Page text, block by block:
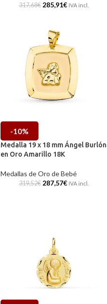
317,68€ 285,91€ IVA incl.
-10%
Medalla 19 x 18 mm Ángel Burlón
en Oro Amarillo 18K
Medallas de Oro de Bebé
319,52€ 287,57€ IVA incl.